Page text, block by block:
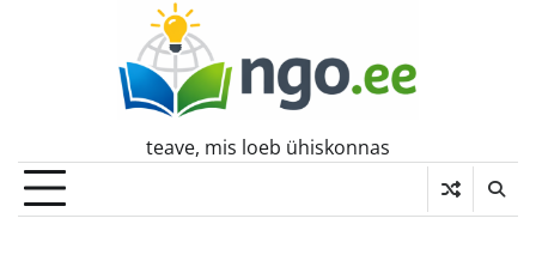
teave, mis loeb ühiskonnas